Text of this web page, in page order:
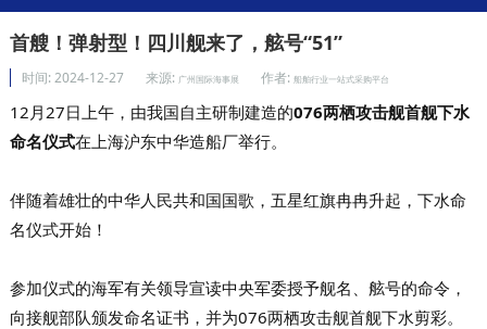
商旅服务
下载中心
关于我们
首艘！弹射型！四川舰来了，舷号“51”
时间: 2024-12-27 来源: 广州国际海事展 作者: 船舶行业一站式采购平台
12月27日上午， 由我国自主研制建造的076两栖攻击舰首舰下水
命名仪式在上海沪东中华造船厂举行。
伴随着雄壮的中华人民共和国国歌，五星红旗冉冉升起，下水命
名仪式开始！
参加仪式的海军有关领导宣读中央军委授予舰名、舷号的命令，
向接舰部队颁发命名证书，并为076两栖攻击舰首舰下水剪彩。